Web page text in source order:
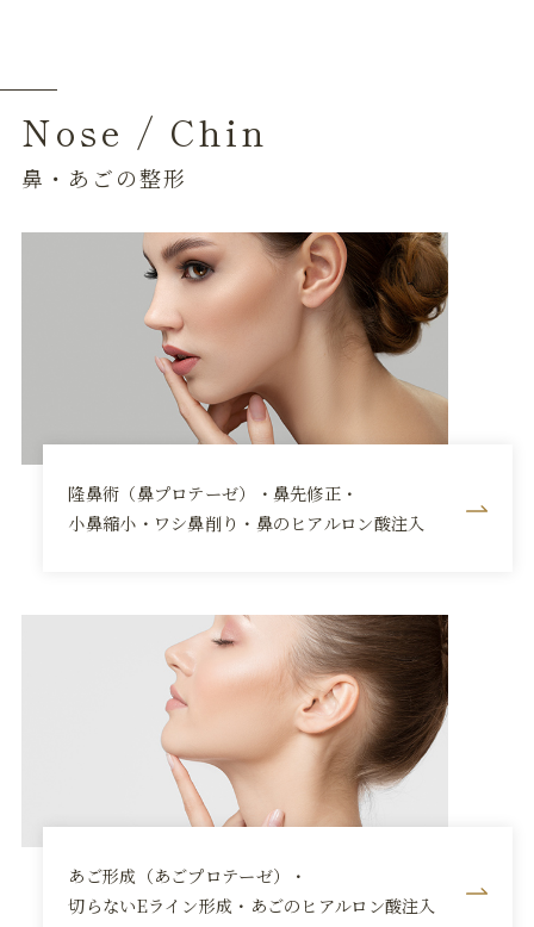
Nose / Chin
鼻・あごの整形
隆鼻術（鼻プロテーゼ）・鼻先修正・
小鼻縮小・ワシ鼻削り・鼻のヒアルロン酸注入
あご形成（あごプロテーゼ）・
切らないEライン形成・あごのヒアルロン酸注入